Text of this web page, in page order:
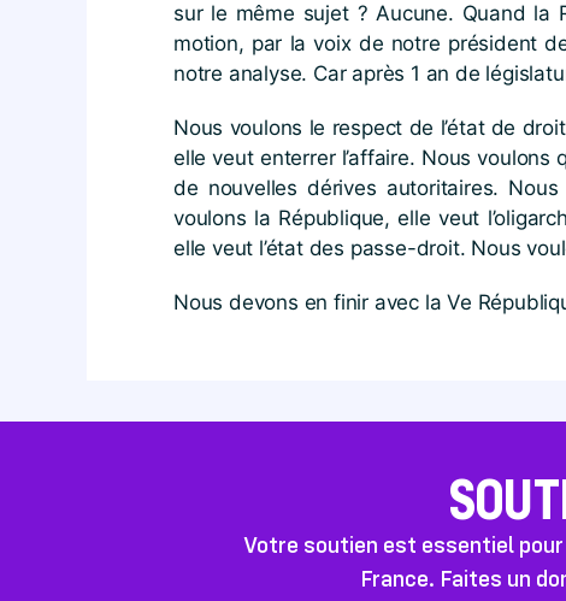
sur le même sujet ? Aucune. Quand la
motion, par la voix de notre président
notre analyse. Car après 1 an de
Nous voulons le respect de l’état de
elle veut enterrer l’affaire. Nous voulons
de nouvelles dérives autoritaires.
voulons la République, elle veut
elle veut l’état des passe-droit. Nous
Nous devons en finir avec la Ve
Votre soutien est essentiel
France. Faites un